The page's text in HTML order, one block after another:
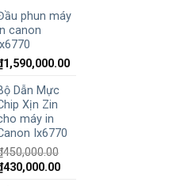
phun máy
canon
1,590,000.00
Dẫn Mực
Xịn Zin
máy in
Ix6770
450,000.00
430,000.00